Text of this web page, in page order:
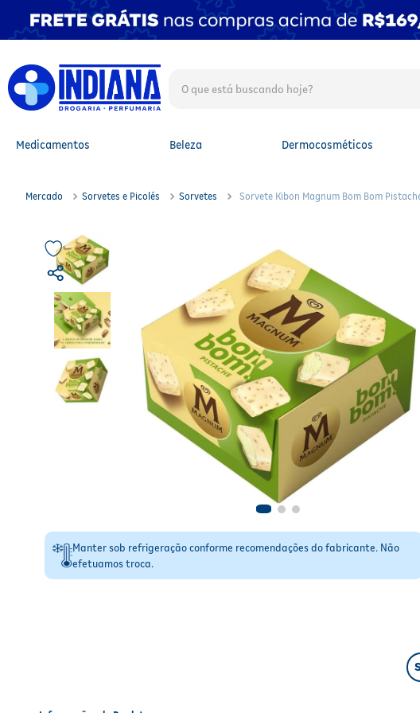
Medicamentos Beleza Dermocosméticos
Mercado Sorvetes e Picolés Sorvetes Sorvete Kibon Magnum Bom Bom
Manter sob refrigeração conforme recomendações do fabricante. Não
efetuamos troca.
TERMOS MAIS BUSCADOS
1º
fralda
protetor solar facial